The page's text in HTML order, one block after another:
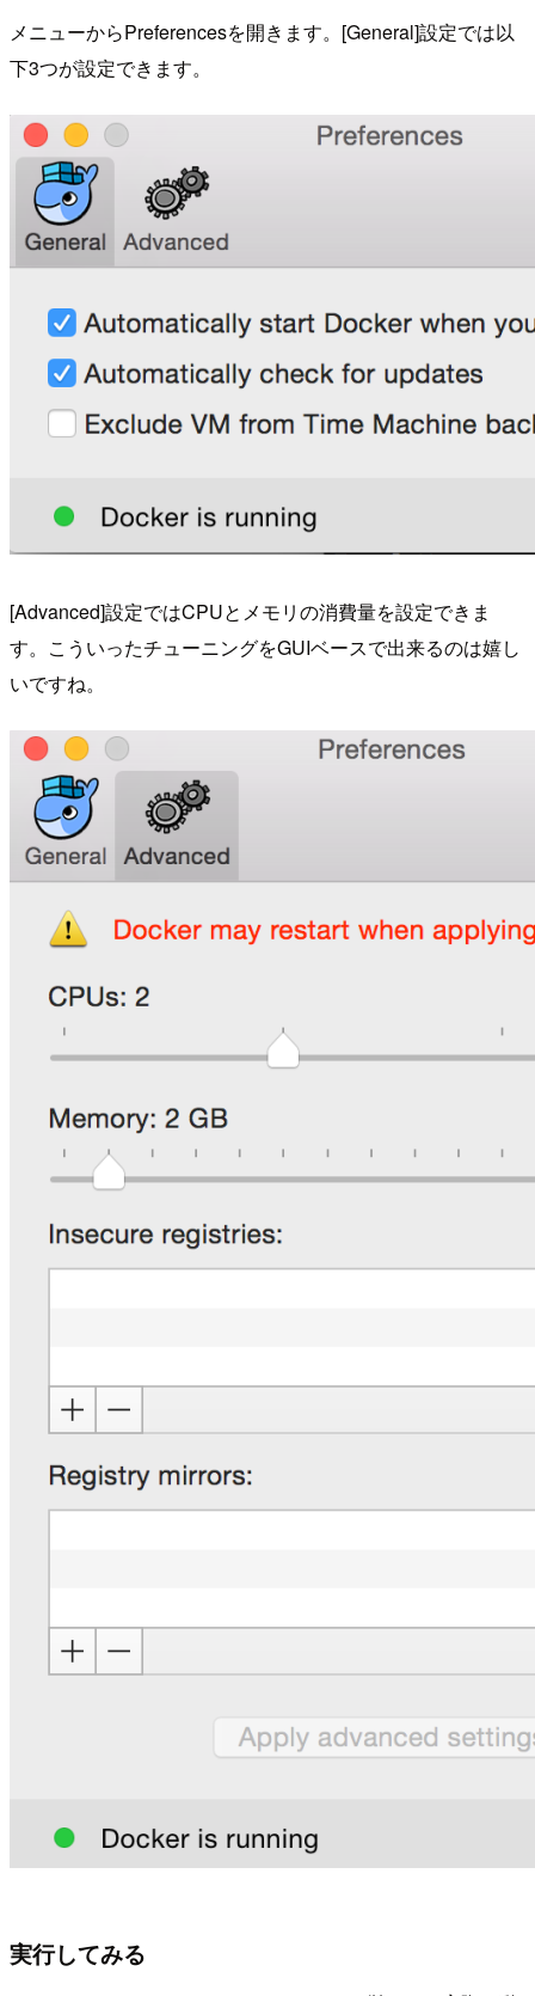
メニューからPreferencesを開きます。[General]設定では以
下3つが設定できます。
[Advanced]設定ではCPUとメモリの消費量を設定できま
す。こういったチューニングをGUIベースで出来るのは嬉し
いですね。
実行してみる